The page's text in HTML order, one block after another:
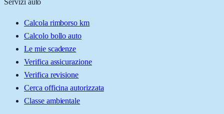
Servizi auto
Calcola rimborso km
Calcolo bollo auto
Le mie scadenze
Verifica assicurazione
Verifica revisione
Cerca officina autorizzata
Classe ambientale